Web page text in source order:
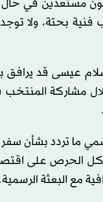
حتى نكون
فنية بحتة، ولا
عيسى قد يرافق
مشاركة المنتخب
الحرص على
مع البعثة